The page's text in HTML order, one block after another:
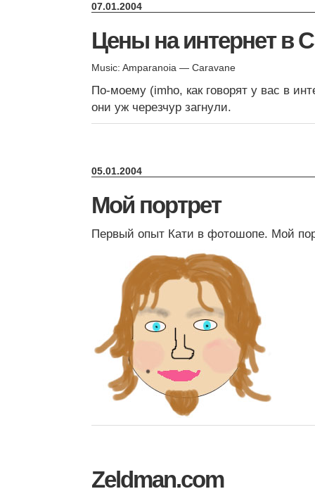
07.01.2004
Цены на интернет в
Music: Amparanoia — Caravane
По-моему (imho, как говорят у вас в
они уж черезчур загнули.
05.01.2004
Мой портрет
Первый опыт Кати в фотошопе. Мой
Zeldman.com